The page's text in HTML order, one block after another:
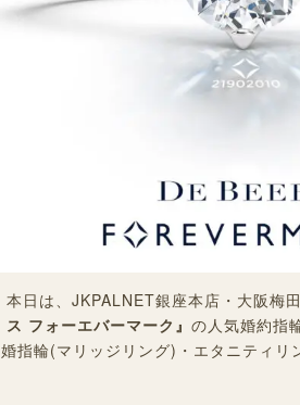
本日は、JKPALNET銀座本店・大阪梅
ス フォーエバーマーク』 の人気婚約指
婚指輪(マリッジリング)・エタニティリ